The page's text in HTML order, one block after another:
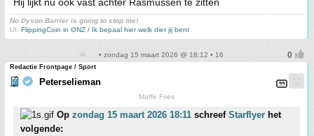
Hij lijkt nu ook vast achter Rasmussen te zitten
No Dyson Barrier is going to stop me!
UI: FlippingCoin in ONZ / Ik bepaal hier welk dier jij bent
• zondag 15 maart 2026 @ 18:12 • 16
Redactie Frontpage / Sport
Peterselieman
Maffe Fries
Op zondag 15 maart 2026 18:11 schreef Starflyer het
volgende: